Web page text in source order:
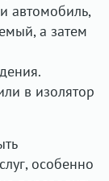
автомобиль,
а затем
в изолятор
особенно